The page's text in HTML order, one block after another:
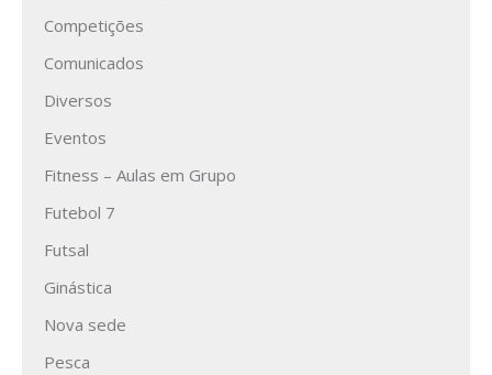
Competições
Comunicados
Diversos
Eventos
Fitness – Aulas em Grupo
Futebol 7
Futsal
Ginástica
Nova sede
Pesca